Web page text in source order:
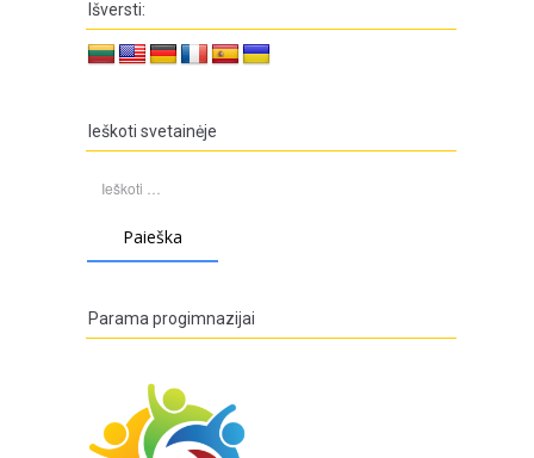
Išversti:
Ieškoti svetainėje
Parama progimnazijai